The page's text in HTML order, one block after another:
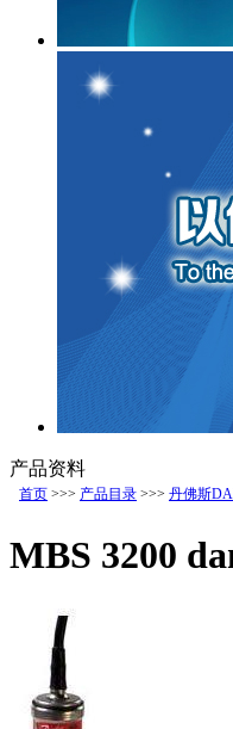
产品资料
首页 >>> 产品目录 >>> 丹佛斯
MBS 3200